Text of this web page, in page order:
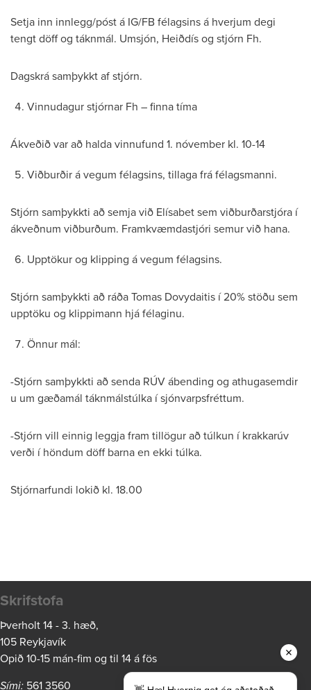
Setja inn innlegg/póst á IG/FB félagsins á hverjum degi
tengt döff og táknmál. Umsjón, Heiðdís og stjórn Fh.
Dagskrá samþykkt af stjórn.
Vinnudagur stjórnar Fh – finna tíma
Ákveðið var að halda vinnufund 1. nóvember kl. 10-14
Viðburðir á vegum félagsins, tillaga frá félagsmanni.
Stjórn samþykkti að semja við Elísabet sem viðburðarstjóra í
ákveðnum viðburðum. Framkvæmdastjóri semur við hana.
Upptökur og klipping á vegum félagsins.
Stjórn samþykkti að ráða Tomas Dovydaitis í 20% stöðu sem
upptöku og klippimann hjá félaginu.
Önnur mál:
-Stjórn samþykkti að senda RÚV ábending og athugasemdir
u um gæðamál táknmálstúlka í sjónvarpsfréttum.
-Stjórn vill einnig leggja fram tillögur að túlkun í krakkarúv
verði í höndum döff barna en ekki túlka.
Stjórnarfundi lokið kl. 18.00
Skrifstofa
Þverholt 14 - 3. hæð,
105 Reykjavík
Opið 10-15 mán-fim og til 14 á fös
Sími: 561 3560